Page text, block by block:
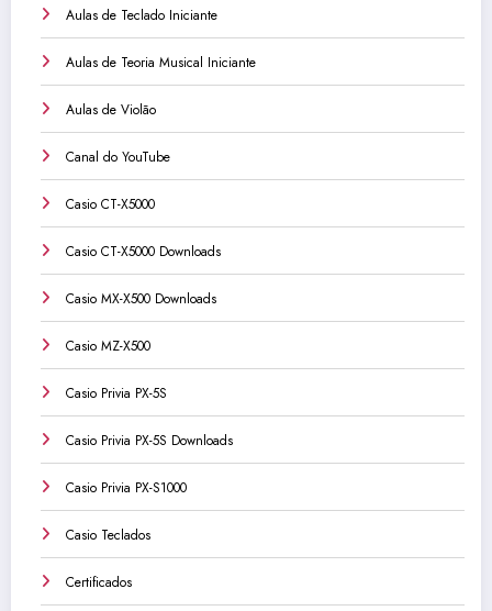
Aulas de Teclado Iniciante
Aulas de Teoria Musical Iniciante
Aulas de Violão
Canal do YouTube
Casio CT-X5000
Casio CT-X5000 Downloads
Casio MX-X500 Downloads
Casio MZ-X500
Casio Privia PX-5S
Casio Privia PX-5S Downloads
Casio Privia PX-S1000
Casio Teclados
Certificados